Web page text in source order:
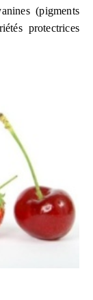
(pigments
protectrices